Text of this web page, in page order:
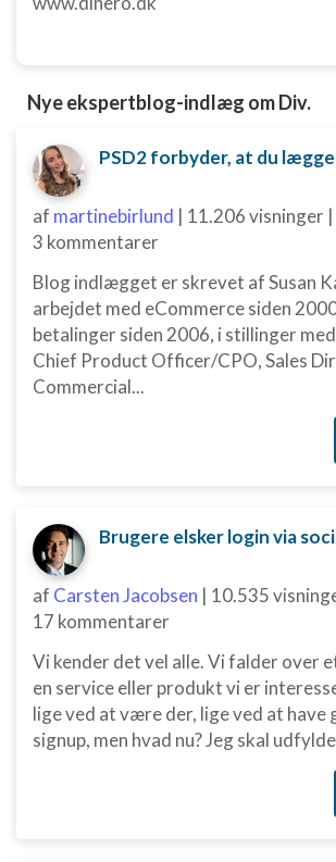
Nye ekspertblog-indlæg om Div.
af martinebirlund | 11.206 visninger |
3 kommentarer
Blog indlægget er skrevet af Susan
arbejdet med eCommerce siden
betalinger siden 2006, i stillinger
Chief Product Officer/CPO, Sales
Commercial...
Brugere elsker login via
af Carsten Jacobsen | 10.535
17 kommentarer
Vi kender det vel alle. Vi falder over
en service eller produkt vi er
lige ved at være der, lige ved at have
signup, men hvad nu? Jeg skal udfylde